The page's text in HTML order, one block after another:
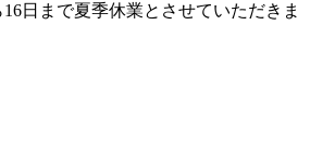
16日まで夏季休業とさせていただきま